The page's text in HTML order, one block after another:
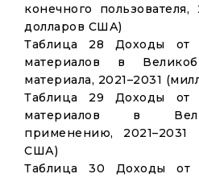
конечного
долларов США)
Таблица 28 Доходы от
материалов в
материала, 2021–2031
Таблица 29 Доходы от
материалов в
применению, 2021–2031
США)
Таблица 30 Доходы от